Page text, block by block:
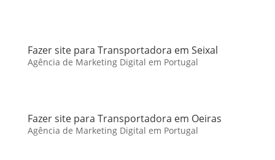
Fazer site para Transportadora em Seixal
Agência de Marketing Digital em Portugal
Fazer site para Transportadora em Oeiras
Agência de Marketing Digital em Portugal